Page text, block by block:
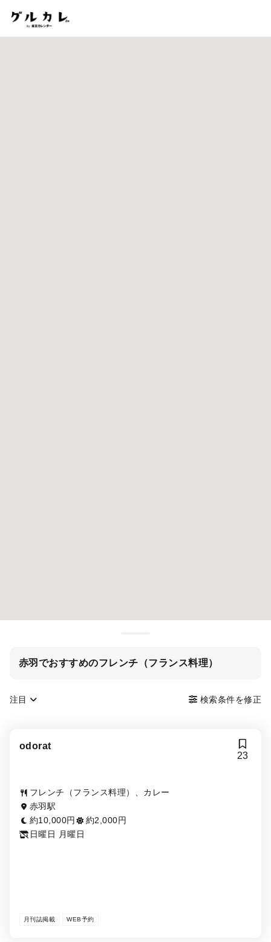
赤羽でおすすめのフレンチ（フランス料理）
注目 検索条件を修正
odorat
23
フレンチ（フランス料理）、カレー
赤羽駅
約10,000円
約2,000円
日曜日 月曜日
月刊誌掲載 WEB予約